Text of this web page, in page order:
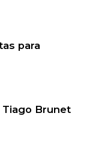
para
Tiago Brunet